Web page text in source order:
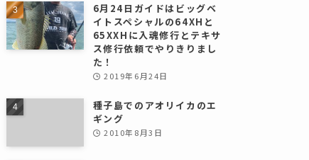
6月24日ガイドはビッグベ
イトスペシャルの64XHと
65XXHに入魂修行とテキサ
ス修行依頼でやりきりまし
た！
2019年6月24日
種子島でのアオリイカのエ
ギング
2010年8月3日